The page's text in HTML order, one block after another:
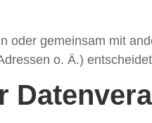
oder gemeinsam mit
o. Ä.)